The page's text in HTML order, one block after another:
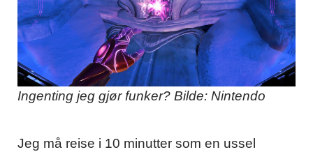
Ingenting jeg gjør funker? Bilde: Nintendo
Jeg må reise i 10 minutter som en ussel